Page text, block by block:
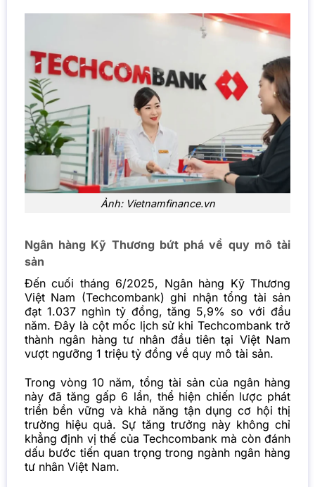
Ảnh: Vietnamfinance.vn
Ngân hàng Kỹ Thương bứt phá về quy mô tài
sản
Đến cuối tháng 6/2025, Ngân hàng Kỹ Thương
Việt Nam (Techcombank) ghi nhận tổng tài sản
đạt 1.037 nghìn tỷ đồng, tăng 5,9% so với đầu
năm. Đây là cột mốc lịch sử khi Techcombank trở
thành ngân hàng tư nhân đầu tiên tại Việt Nam
vượt ngưỡng 1 triệu tỷ đồng về quy mô tài sản.
Trong vòng 10 năm, tổng tài sản của ngân hàng
này đã tăng gấp 6 lần, thể hiện chiến lược phát
triển bền vững và khả năng tận dụng cơ hội thị
trường hiệu quả. Sự tăng trưởng này không chỉ
khẳng định vị thế của Techcombank mà còn đánh
dấu bước tiến quan trọng trong ngành ngân hàng
tư nhân Việt Nam.